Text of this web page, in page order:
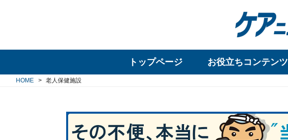
トップページ お役立ちコンテンツ
HOME 老人保健施設